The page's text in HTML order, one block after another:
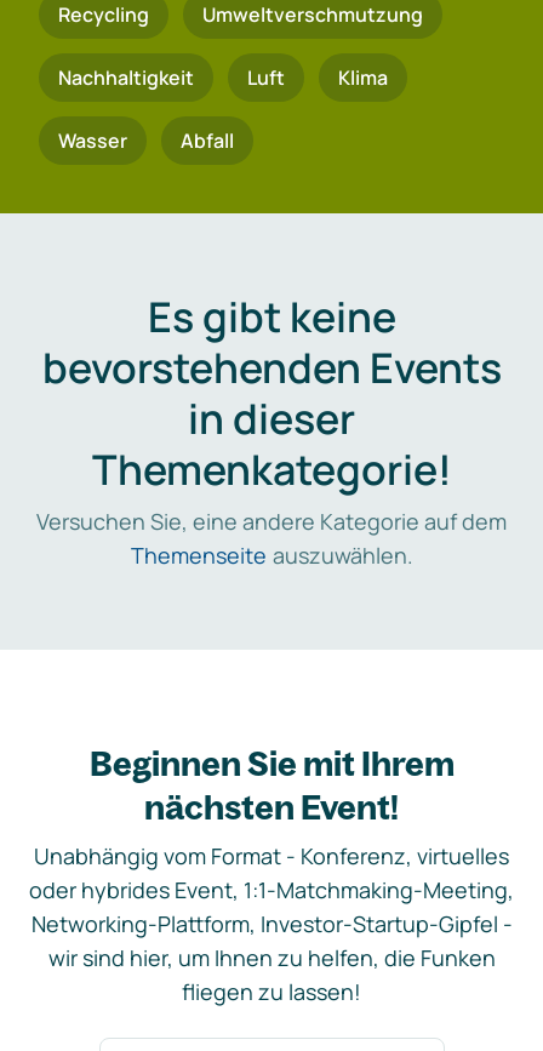
Recycling Umweltverschmutzung
Nachhaltigkeit Luft Klima
Wasser Abfall
Es gibt keine
bevorstehenden Events
in dieser
Themenkategorie!
Versuchen Sie, eine andere Kategorie auf dem
Themenseite auszuwählen.
Beginnen Sie mit Ihrem
nächsten Event!
Unabhängig vom Format - Konferenz, virtuelles
oder hybrides Event, 1:1-Matchmaking-Meeting,
Networking-Plattform, Investor-Startup-Gipfel -
wir sind hier, um Ihnen zu helfen, die Funken
fliegen zu lassen!